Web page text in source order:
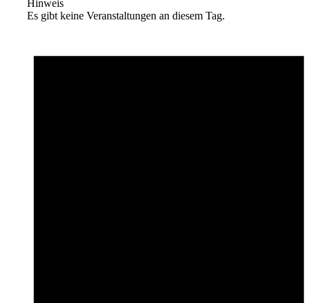
Hinweis
Es gibt keine Veranstaltungen an diesem Tag.